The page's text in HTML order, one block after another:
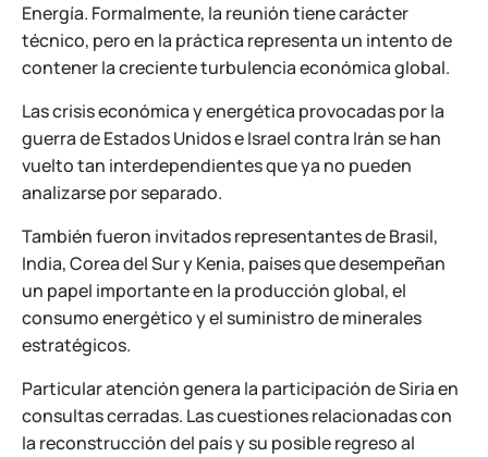
Energía. Formalmente, la reunión tiene carácter
técnico, pero en la práctica representa un intento de
contener la creciente turbulencia económica global.
Las crisis económica y energética provocadas por la
guerra de Estados Unidos e Israel contra Irán se han
vuelto tan interdependientes que ya no pueden
analizarse por separado.
También fueron invitados representantes de Brasil,
India, Corea del Sur y Kenia, países que desempeñan
un papel importante en la producción global, el
consumo energético y el suministro de minerales
estratégicos.
Particular atención genera la participación de Siria en
consultas cerradas. Las cuestiones relacionadas con
la reconstrucción del país y su posible regreso al